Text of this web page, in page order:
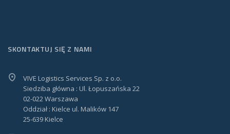
SKONTAKTUJ SIĘ Z NAMI
VIVE Logistics Services Sp. z o.o.
Siedziba główna : Ul. Łopuszańska 22
02-022 Warszawa
Oddział : Kielce ul. Malików 147
25-639 Kielce